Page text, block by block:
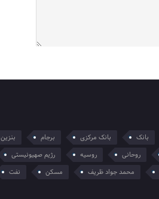
بانک بانک مرکزی برجام بنزین
روحانی روسیه رژیم صهیونیستی
محمد جواد ظریف مسکن نفت